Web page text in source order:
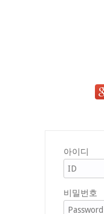
아이디
비밀번호